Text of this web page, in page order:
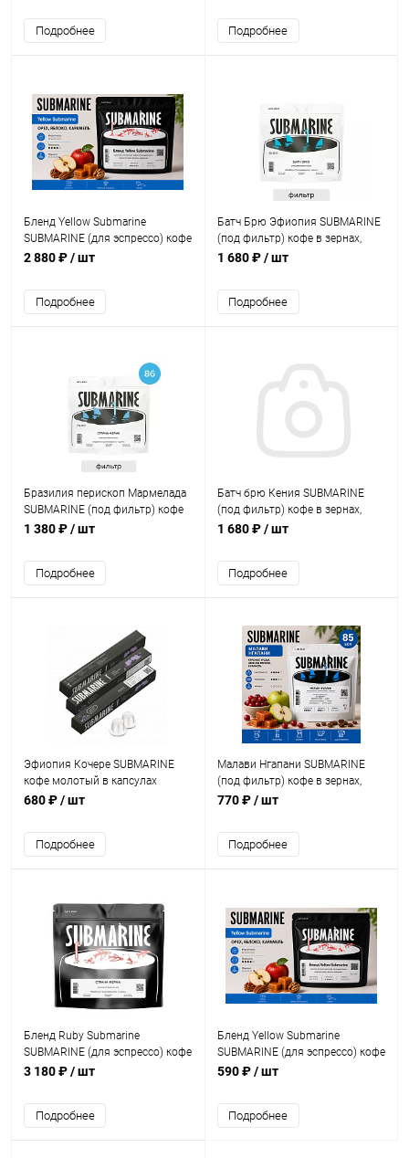
Подробнее Подробнее
Бленд Yellow Submarine
SUBMARINE (для эспрессо) кофе
в зернах, упак. 1 кг.
2 880 ₽/ шт
Подробнее
Батч Брю Эфиопия SUBMARINE
(под фильтр) кофе в зернах,
упак. 500 г.
1 680 ₽/ шт
Подробнее
Бразилия перископ Мармелада
SUBMARINE (под фильтр) кофе
в зернах, упак. 500 г.
1 380 ₽/ шт
Подробнее
Батч брю Кения SUBMARINE
(под фильтр) кофе в зернах,
упак. 500 г.
1 680 ₽/ шт
Подробнее
Эфиопия Кочере SUBMARINE
кофе молотый в капсулах
Nespresso, упак. 10 шт.
680 ₽/ шт
Подробнее
Малави Нгапани SUBMARINE
(под фильтр) кофе в зернах,
упак. 200 г.
770 ₽/ шт
Подробнее
Бленд Ruby Submarine
SUBMARINE (для эспрессо) кофе
в зернах, упак. 1 кг.
3 180 ₽/ шт
Подробнее
Бленд Yellow Submarine
SUBMARINE (для эспрессо) кофе
в зернах, упак. 200 г.
590 ₽/ шт
Подробнее